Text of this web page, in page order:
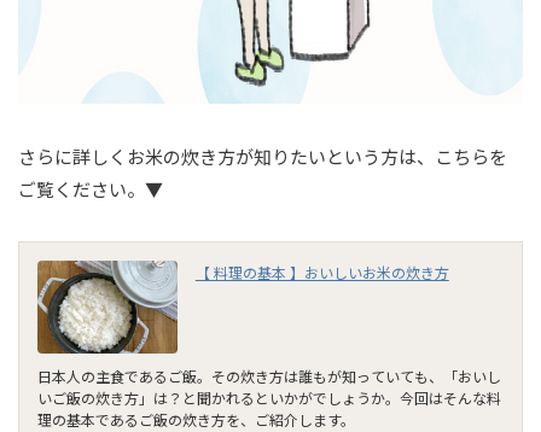
さらに詳しくお米の炊き方が知りたいという方は、こちらを
ご覧ください。▼
【 料理の基本 】おいしいお米の炊き方
日本人の主食であるご飯。その炊き方は誰もが知っていても、「おいし
いご飯の炊き方」は？と聞かれるといかがでしょうか。今回はそんな料
理の基本であるご飯の炊き方を、ご紹介します。